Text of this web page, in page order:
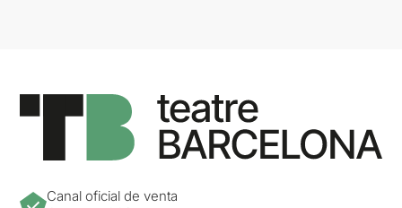
Canal oficial de venta